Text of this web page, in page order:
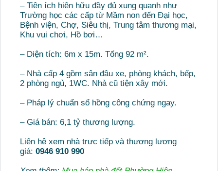
– Tiện ích hiện hữu đầy đủ xung quanh như
Trường học các cấp từ Mầm non đến Đại học,
Bệnh viện, Chợ, Siêu thị, Trung tâm thương mại,
Khu vui chơi, Hồ bơi…
– Diện tích: 6m x 15m. Tổng 92 m².
– Nhà cấp 4 gồm sân đậu xe, phòng khách, bếp,
2 phòng ngủ, 1WC. Nhà cũ tiện xây mới.
– Pháp lý chuẩn sổ hồng công chứng ngay.
– Giá bán: 6,1 tỷ thương lượng.
Liên hệ xem nhà trực tiếp và thương lượng
giá: 0946 910 990